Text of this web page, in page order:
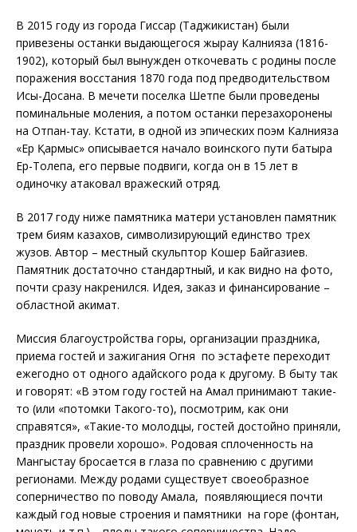
В 2015 году из города Гиссар (Таджикистан) были
привезены останки выдающегося жырау Калнияза (1816-
1902), который был вынужден откочевать с родины после
поражения восстания 1870 года под предводительством
Исы-Досана. В мечети поселка Шетпе были проведены
поминальные моления, а потом останки перезахоронены
на Отпан-тау. Кстати, в одной из эпических поэм Калнияза
«Ер Қармыс» описывается начало воинского пути батыра
Ер-Толепа, его первые подвиги, когда он в 15 лет в
одиночку атаковал вражеский отряд.
В 2017 году ниже памятника матери установлен памятник
трем биям казахов, символизирующий единство трех
жузов. Автор – местный скульптор Кошер Байгазиев.
Памятник достаточно стандартный, и как видно на фото,
почти сразу накренился. Идея, заказ и финансирование –
областной акимат.
Миссия благоустройства горы, организации праздника,
приема гостей и зажигания Огня по эстафете переходит
ежегодно от одного адайского рода к другому. В быту так
и говорят: «В этом году гостей на Амал принимают такие-
то (или «потомки Такого-то), посмотрим, как они
справятся», «Такие-то молодцы, гостей достойно приняли,
праздник провели хорошо». Родовая сплоченность на
Мангыстау бросается в глаза по сравнению с другими
регионами. Между родами существует своеобразное
соперничество по поводу Амала, появляющиеся почти
каждый год новые строения и памятники на горе (фонтан,